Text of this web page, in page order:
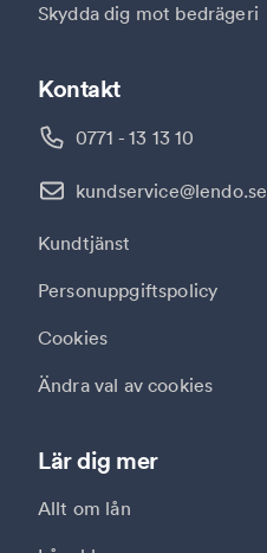
Lär dig mer
Allt om lån
Kontakt
0771 - 13 13 10
kundservice@lendo.se
Kundtjänst
Personuppgiftspolicy
Cookies
Ändra val av cookies
Skydda dig mot bedrägeri